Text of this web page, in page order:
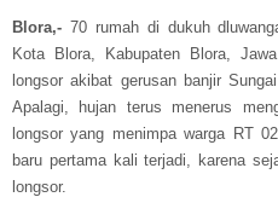
Blora,- 70 rumah di dukuh
Kota Blora, Kabupaten Blora,
longsor akibat gerusan banjir
Apalagi, hujan terus menerus
longsor yang menimpa warga RT
baru pertama kali terjadi , karena
longsor.